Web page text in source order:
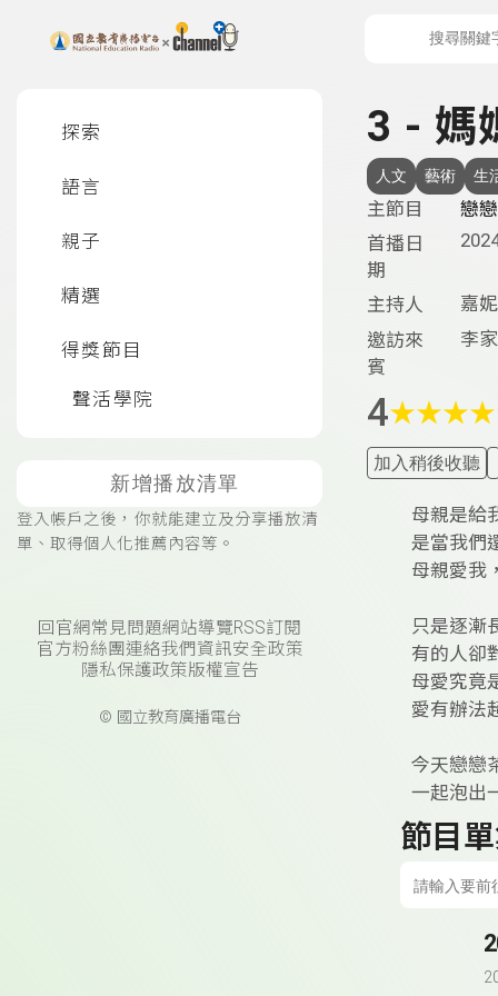
上方功能區塊
探索
語言
親子
精選
得獎節目
聲活學院
新增播放清單
登入帳戶之後，你就能建立及分享播放清
單、取得個人化推薦內容等。
回官網常見問題網站導覽RSS訂閱
官方粉絲團連絡我們 資訊安全政策
隱私保護政策版權宣告
© 國立教育廣播電台
3 - 媽
人文 藝術 生
主節目
戀
首播日
期
主持人
嘉
邀訪來
賓
李
4★★★★
加入稍後收聽
母親是給
是當我們
母親愛我
只是逐漸
有的人卻
母愛究竟
愛有辦法
今天戀戀
一起泡出
節目